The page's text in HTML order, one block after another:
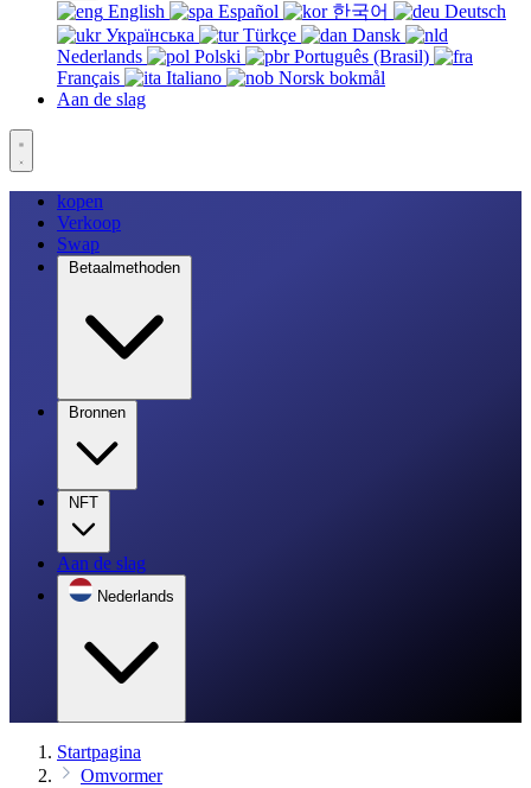
English Español 한국어
Deutsch
Українська
Türkçe
Dansk
Nederlands
Polski
Português (Brasil)
Français
Italiano
Norsk bokmål
Aan de slag
kopen
Verkoop
Swap
Betaalmethoden
Bronnen
NFT
Aan de slag
Nederlands
Startpagina
Omvormer